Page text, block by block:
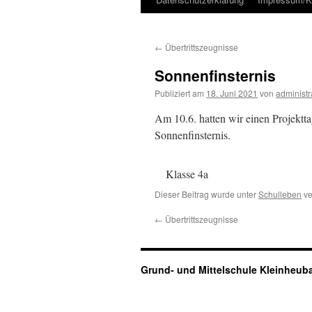
← Übertrittszeugnisse
Sonnenfinsternis
Publiziert am 18. Juni 2021 von
Am 10.6. hatten wir einen
Sonnenfinsternis.
Klasse 4a
Dieser Beitrag wurde unterSchulleben
← Übertrittszeugnisse
Grund- und Mittelschule